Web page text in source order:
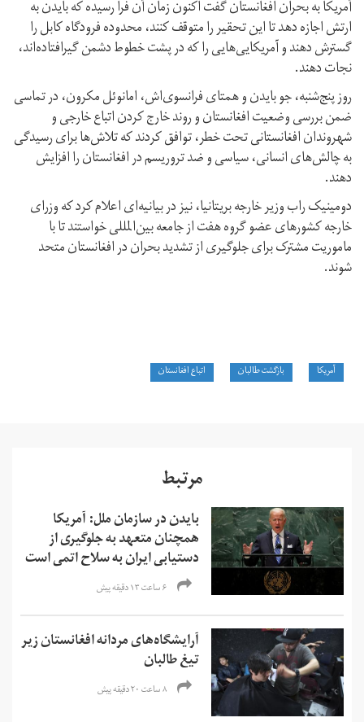
آمریکا به بحران افغانستان گفت اکنون زمان آن فرا رسیده که بایدن به
ارتش اجازه دهد تا این تحقیر را متوقف کنند، محدوده فرودگاه کابل را
گسترش دهند و آمریکایی‌هایی را که در پشت خطوط دشمن گیرافتاده‌اند،
نجات دهند.
روز پنج‌شنبه، جو بایدن و همتای فرانسوی‌‌اش، امانوئل مکرون، در تماسی
ضمن بررسی وضعیت افغانستان و روند خارج کردن اتباع خارجی و
شهروندان افغانستانی تحت خطر، توافق کردند که تلاش‌ها برای رسیدگی
به چالش‌های انسانی، سیاسی و ضد تروریسم در افغانستان را افزایش
دهند.
دومینیک راب وزیر خارجه بریتانیا، نیز در بیانیه‌ای اعلام کرد که وزرای
خارجه کشورهای عضو گروه هفت از جامعه بین‌المللی خواستند تا با
ماموریت مشترک برای جلوگیری از تشدید بحران در افغانستان متحد
شوند.
آمریکا بازگشت طالبان اتباع افغانستان
مرتبط
بایدن در سازمان ملل: آمریکا
همچنان متعهد به جلوگیری از
دستیابی ایران به سلاح اتمی است
۶ ساعت ۱۳ دقیقه پیش
آرایشگاه‌های مردانه افغانستان زیر
تیغ طالبان
۸ ساعت ۲۰ دقیقه پیش